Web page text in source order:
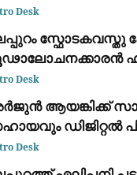
Desk
സ്ഫോടകവസ്തു
Desk
ആയങ്കിക്ക്
ഡിജിറ്റൽ
അജയ്
Desk